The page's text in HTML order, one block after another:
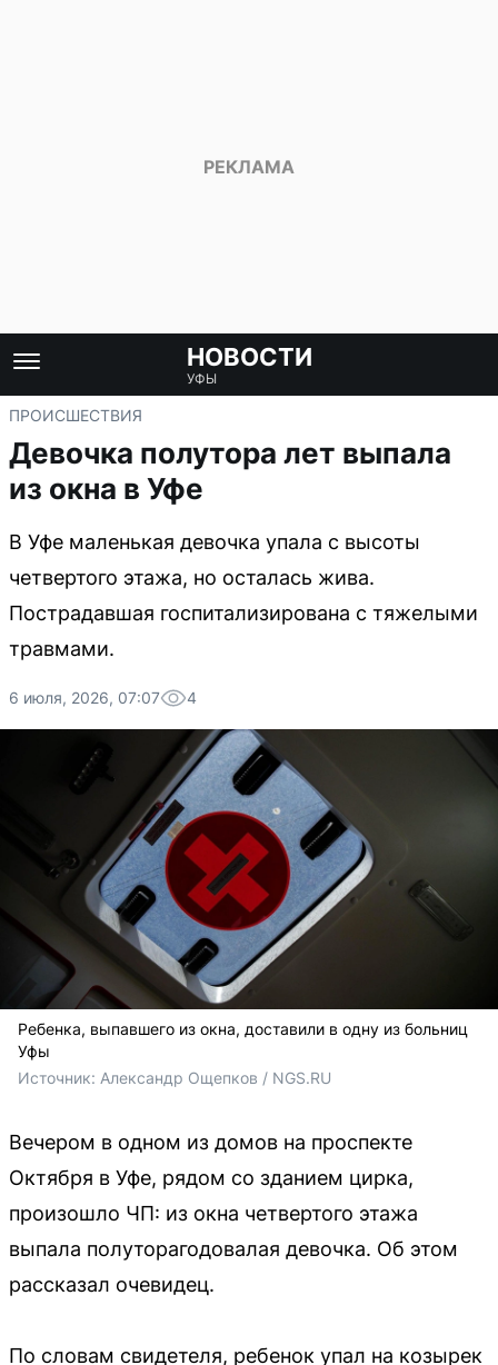
НОВОСТИ
УФЫ
ПРОИСШЕСТВИЯ
Девочка полутора лет выпала
из окна в Уфе
В Уфе маленькая девочка упала с высоты
четвертого этажа, но осталась жива.
Пострадавшая госпитализирована с тяжелыми
травмами.
6 июля, 2026, 07:07 4
Ребенка, выпавшего из окна, доставили в одну из больниц
Уфы
Источник: Александр Ощепков / NGS.RU
Вечером в одном из домов на проспекте
Октября в Уфе, рядом со зданием цирка,
произошло ЧП: из окна четвертого этажа
выпала полуторагодовалая девочка. Об этом
рассказал очевидец.
По словам свидетеля, ребенок упал на козырек